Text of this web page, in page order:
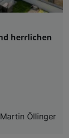
herrlichen
Martin Öllinger